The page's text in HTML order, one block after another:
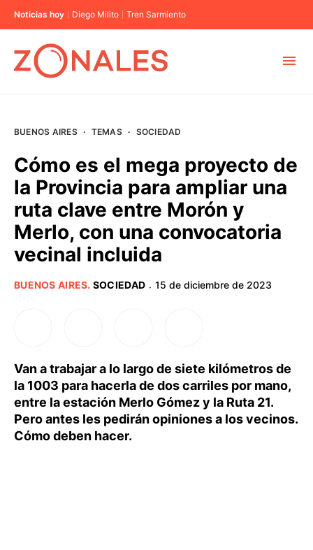
Noticias hoy Diego Milito Tren Sarmiento
BUENOS AIRES
PROVINCIAS
BUENOS AIRES · TEMAS · SOCIEDAD
Cómo es el mega proyecto de
la Provincia para ampliar una
ruta clave entre Morón y
Merlo, con una convocatoria
vecinal incluida
BUENOS AIRES. SOCIEDAD · 15 de diciembre de 2023
Van a trabajar a lo largo de siete kilómetros de
la 1003 para hacerla de dos carriles por mano,
entre la estación Merlo Gómez y la Ruta 21.
Pero antes les pedirán opiniones a los vecinos.
Cómo deben hacer.